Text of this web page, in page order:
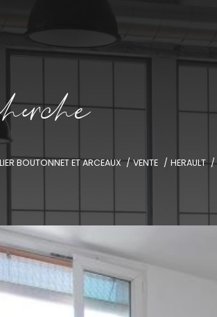
ece
BOUTONNET ET ARCEAUX VENTE HERAULT